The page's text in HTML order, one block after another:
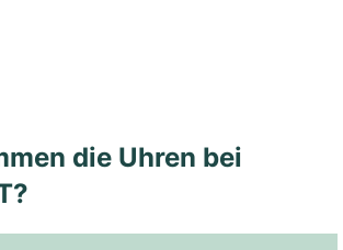
die Uhren bei